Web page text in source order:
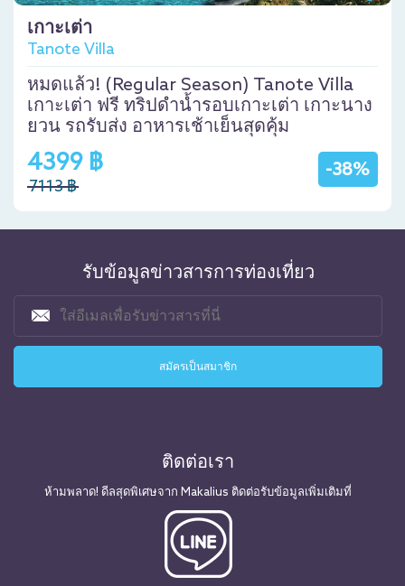
เกาะเต่า
Tanote Villa
หมดแล้ว! (Regular Season) Tanote Villa
เกาะเต่า ฟรี ทริปดำน้ำรอบเกาะเต่า เกาะนาง
ยวน รถรับส่ง อาหารเช้าเย็นสุดคุ้ม
-38%
4399 ฿
7113 ฿
รับข้อมูลข่าวสารการท่องเที่ยว
ติดต่อเรา
ห้ามพลาด! ดีลสุดพิเศษจาก Makalius ติดต่อรับข้อมูลเพิ่มเติมที่